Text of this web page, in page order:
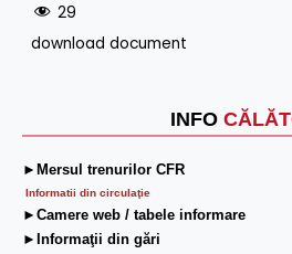
INFO
►Mersul trenurilor CFR
Informatii din circulaţie
►Camere web / tabele informare
►Informaţii din gări
29
download document